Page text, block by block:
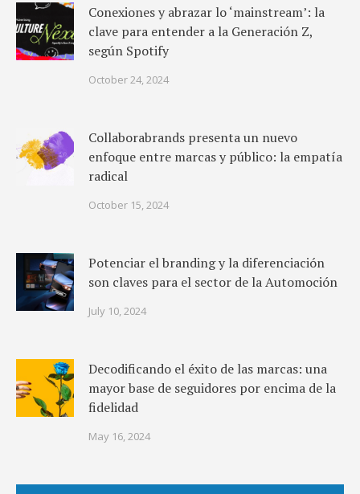
Conexiones y abrazar lo ‘mainstream’: la
clave para entender a la Generación Z,
según Spotify
October 24, 2024
Collaborabrands presenta un nuevo
enfoque entre marcas y público: la empatía
radical
October 15, 2024
Potenciar el branding y la diferenciación
son claves para el sector de la Automoción
July 10, 2024
Decodificando el éxito de las marcas: una
mayor base de seguidores por encima de la
fidelidad
May 16, 2024